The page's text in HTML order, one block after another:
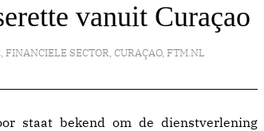
vanuit Curaçao
, FINANCIELE SECTOR, CURAÇAO, FTM.NL
staat bekend om de dienstverlening